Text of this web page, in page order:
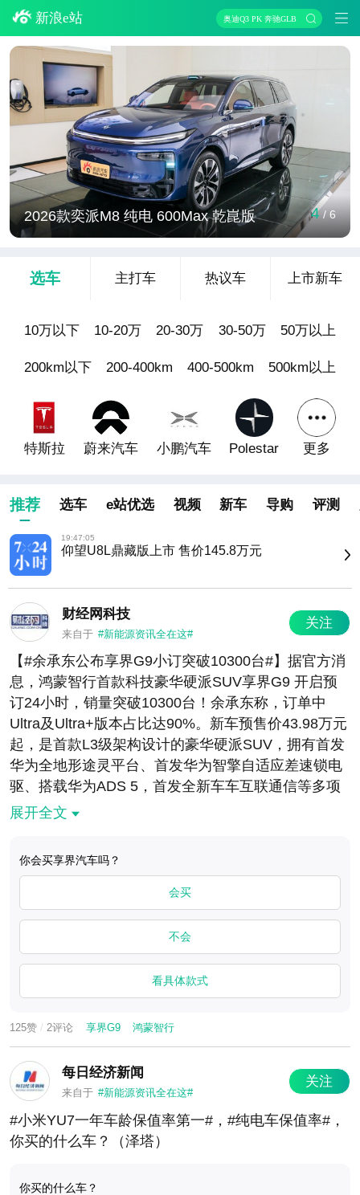
新浪e站 奥迪Q3 PK 奔驰GLB
4 /6
2026款奕派M8 纯电 600Max 乾崑版
选车 主打车 热议车 上市新车
10万以下 10-20万 20-30万 30-50万 50万以上
200km以下 200-400km 400-500km 500km以上
特斯拉 蔚来汽车 小鹏汽车 Polestar 更多
推荐 选车 e站优选 视频 新车 导购 评测
22:27:09
22:24:00
中交集团董事长宋海良与宁德时代董事长曾毓群
举行会谈
22:10:02
20:10:02
雅保首席执行官：全球锂库存处于低位，因供应
求
19:47:05
仰望U8L鼎藏版上市 售价145.8万元
国家清退梯次利用企业资质 动力电池回收行业迎
来结构性洗牌
05:55:01
特朗普在谈及取消电动汽车强制政策时提及马斯
克
22:20:03
非晶电驱技术下沉至10万级，2027款埃安RT
9.98万元起售
14:35:03
本田：第一季度未发生与电动汽车相关的亏损
11:55:05
特斯拉连续6个月蝉联韩国进口乘用车销量榜首
22:27:09
财经网科技
来自于 #新能源资讯全在这#
关注
【#余承东公布享界G9小订突破10300台#】据官方消
息，鸿蒙智行首款科技豪华硬派SUV享界G9 开启预
订24小时，销量突破10300台！余承东称，订单中
Ultra及Ultra+版本占比达90%。新车预售价43.98万元
起，是首款L3级架构设计的豪华硬派SUV，拥有首发
华为全地形途灵平台、首发华为智擎自适应差速锁电
驱、搭载华为ADS 5，首发全新车车互联通信等多项
领先配置。目前首批展车已经进店，覆盖多个城市及
展开全文
你会买享界汽车吗？
会买
不会
看具体款式
125赞 / 2评论 享界G9 鸿蒙智行
每日经济新闻
来自于 #新能源资讯全在这#
关注
#小米YU7一年车龄保值率第一#，#纯电车保值率#，
你买的什么车？（泽塔）
你买的什么车？